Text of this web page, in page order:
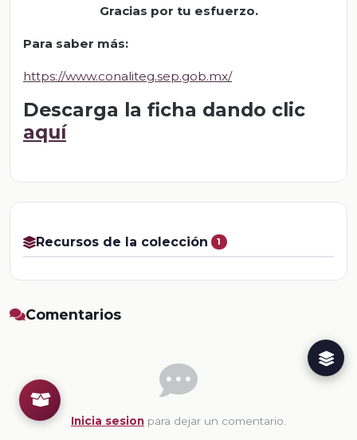
Gracias por tu esfuerzo.
Para saber más:
https://www.conaliteg.sep.gob.mx/
Descarga la ficha dando clic
aquí
Recursos de la colección 1
Comentarios
Inicia sesion para dejar un comentario.